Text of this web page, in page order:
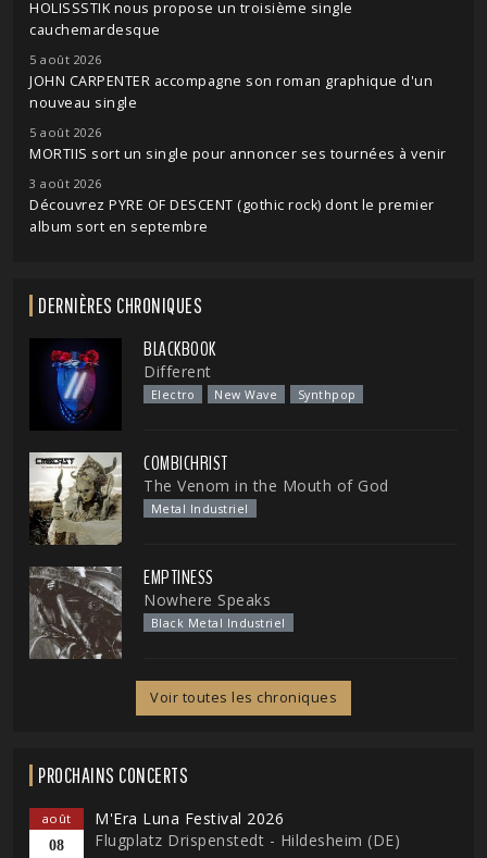
HOLISSSTIK nous propose un troisième single
cauchemardesque
5 août 2026
JOHN CARPENTER accompagne son roman graphique d'un
nouveau single
5 août 2026
MORTIIS sort un single pour annoncer ses tournées à venir
3 août 2026
Découvrez PYRE OF DESCENT (gothic rock) dont le premier
album sort en septembre
DERNIÈRES CHRONIQUES
BLACKBOOK
Different
Electro New Wave Synthpop
COMBICHRIST
The Venom in the Mouth of God
Metal Industriel
EMPTINESS
Nowhere Speaks
Black Metal Industriel
Voir toutes les chroniques
PROCHAINS CONCERTS
août
08
M'Era Luna Festival 2026
Flugplatz Drispenstedt - Hildesheim (DE)